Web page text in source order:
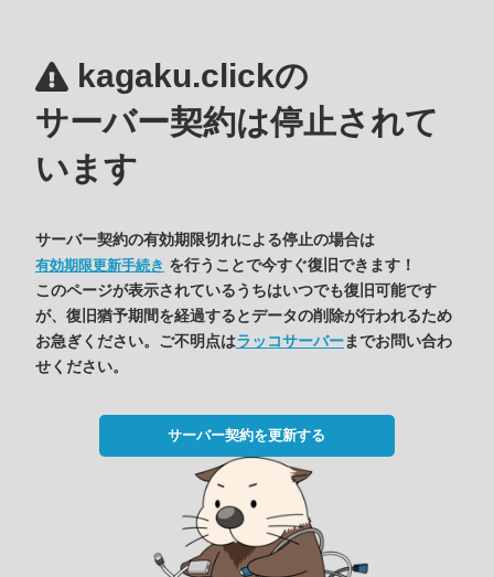
kagaku.clickの
サーバー契約は停止されて
います
サーバー契約の有効期限切れによる停止の場合は
有効期限更新手続き を行うことで今すぐ復旧できます！
このページが表示されているうちはいつでも復旧可能です
が、復旧猶予期間を経過するとデータの削除が行われるため
お急ぎください。ご不明点はラッコサーバーまでお問い合わ
せください。
サーバー契約を更新する